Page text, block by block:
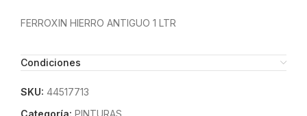
FERROXIN HIERRO ANTIGUO 1 LTR
Condiciones
SKU: 44517713
Categoría: PINTURAS